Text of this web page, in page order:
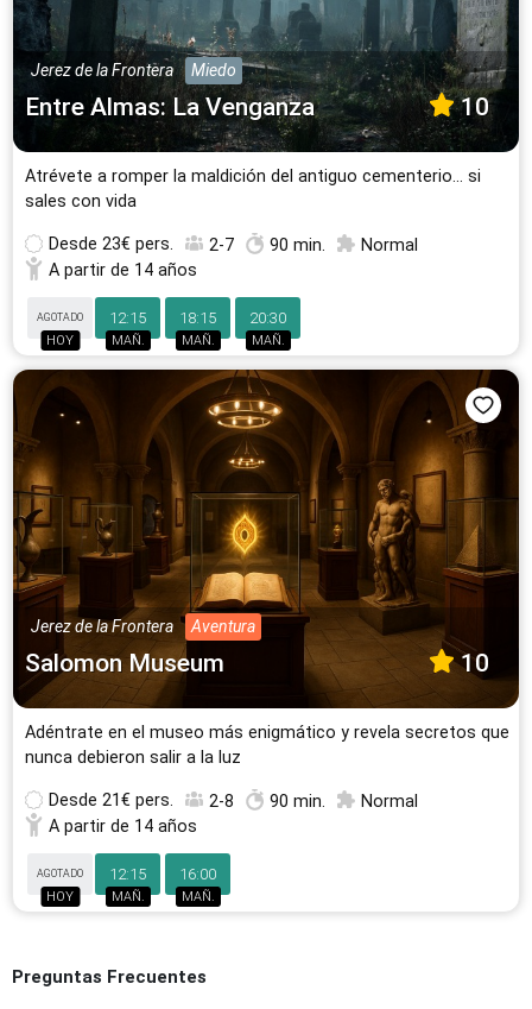
Jerez de la Frontera Miedo
Entre Almas: La Venganza 10
Atrévete a romper la maldición del antiguo cementerio… si
sales con vida
Desde 23€ pers. 2-7 90 min.
Normal
A partir de 14 años
AGOTADO
HOY
12:15
MAÑ.
18:15
MAÑ.
20:30
MAÑ.
Jerez de la Frontera Aventura
Salomon Museum 10
Adéntrate en el museo más enigmático y revela secretos que
nunca debieron salir a la luz
Desde 21€ pers. 2-8 90 min.
Normal
A partir de 14 años
AGOTADO
HOY
12:15
MAÑ.
16:00
MAÑ.
Preguntas Frecuentes